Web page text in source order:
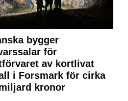
bygger
för
av kortlivat
i Forsmark för cirka
kronor